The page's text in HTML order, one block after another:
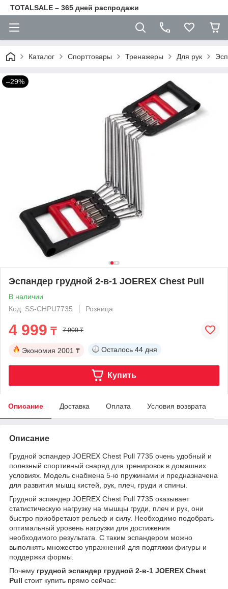
TOTALSALE – 365 дней распродажи
Каталог Спорттовары Тренажеры Для рук
–29%
Эспандер грудной 2-в-1 JOEREX Chest Pull
В наличии
Код: SS-CHPU7735
Розница
4 999 ₸ 7 000 ₸
Экономия 2001 ₸ Осталось 44 дня
Купить
Описание Доставка Оплата Условия возврата
Описание
Грудной эспандер JOEREX Chest Pull 7735 очень удобный и
полезный спортивный снаряд для тренировок в домашних
условиях. Модель снабжена 5-ю пружинами и предназначена
для развития мышц кистей, рук, плеч, груди и спины.
Грудной эспандер JOEREX Chest Pull 7735 оказывает
статистическую нагрузку на мышцы груди, плеч и рук, они
быстро приобретают рельеф и силу. Необходимо подобрать
оптимальный уровень нагрузки для достижения
необходимого результата. С таким эспандером можно
выполнять множество упражнений для подтяжки фигуры и
поддержки формы.
Почему грудной эспандер грудной 2-в-1 JOEREX Chest
Pull стоит купить прямо сейчас: